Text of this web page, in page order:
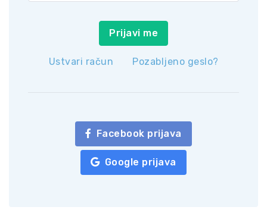
Prijavi me
Ustvari račun Pozabljeno geslo?
Facebook prijava
Google prijava